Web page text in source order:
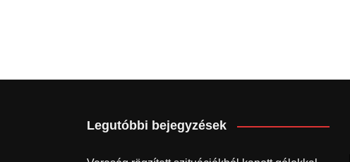
Legutóbbi bejegyzések